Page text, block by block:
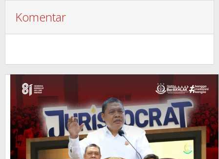
Komentar